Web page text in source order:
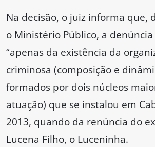
Na decisão, o juiz informa que,
o Ministério Público, a
“apenas da existência da
criminosa (composição e
formados por dois núcleos
atuação) que se instalou em
2013, quando da renúncia do
Lucena Filho, o Luceninha.